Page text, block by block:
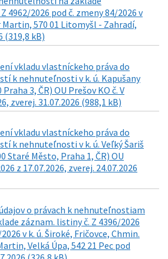
4962/2026 pod č. zmeny 84/2026 v
Martin, 570 01 Litomyšl - Zahradí,
(319,8 kB)
vkladu vlastníckeho práva do
k nehnuteľnosti v k. ú. Kapušany
3, ČR) OU Prešov KO č. V
zverej. 31.07.2026 (988,1 kB)
vkladu vlastníckeho práva do
k nehnuteľnosti v k. ú. Veľký Šariš
Staré Město, Praha 1, ČR) OU
z 17.07.2026, zverej. 24.07.2026
o právach k nehnuteľnostiam
záznam. listiny č. Z 4396/2026
v k. ú. Široké, Fričovce, Chmin.
Velká Úpa, 542 21 Pec pod